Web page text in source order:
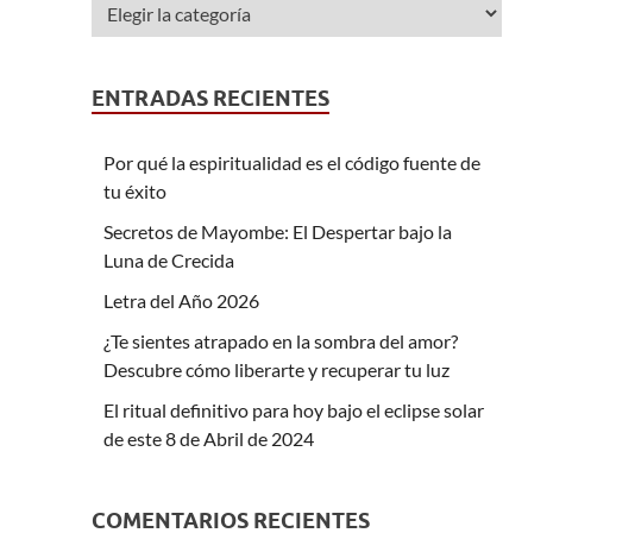
ENTRADAS RECIENTES
Por qué la espiritualidad es el código fuente de
tu éxito
Secretos de Mayombe: El Despertar bajo la
Luna de Crecida
Letra del Año 2026
¿Te sientes atrapado en la sombra del amor?
Descubre cómo liberarte y recuperar tu luz
El ritual definitivo para hoy bajo el eclipse solar
de este 8 de Abril de 2024
COMENTARIOS RECIENTES